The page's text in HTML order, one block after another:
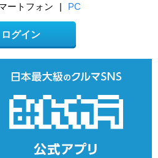
ートフォン | PC
ログイン